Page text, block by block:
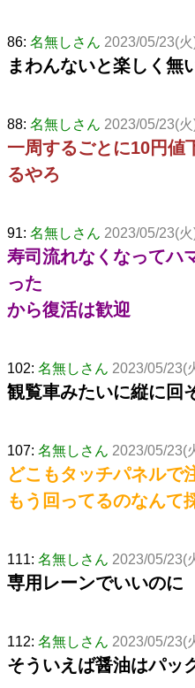
86: 名無しさん 2023/05/23(
まわんないと楽しく無
88: 名無しさん 2023/05/23(
一周するごとに10円値
るやろ
91: 名無しさん 2023/05/23(
寿司流れなくなってハ
った
から復活は歓迎
102: 名無しさん 2023/05/23(
観覧車みたいに縦に回
107: 名無しさん 2023/05/23(
どこもタッチパネルで
もう回ってるのなんて
111: 名無しさん 2023/05/23(
専用レーンでいいのに
112: 名無しさん 2023/05/23(
そういえば醤油はパッ